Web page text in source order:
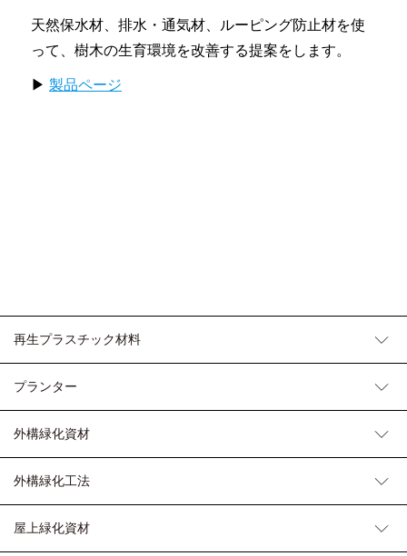
天然保水材、排水・通気材、ルーピング防止材を使
って、樹木の生育環境を改善する提案をします。
▶ 製品ページ
再生プラスチック材料
プランター
外構緑化資材
外構緑化工法
屋上緑化資材